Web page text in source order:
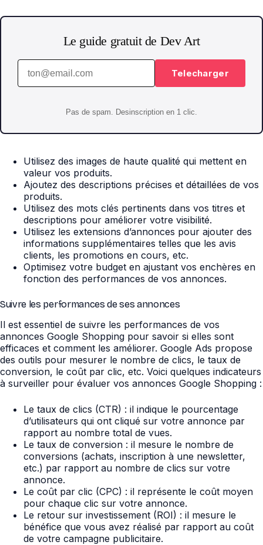
Le guide gratuit de Dev Art
Telecharger
Pas de spam. Desinscription en 1 clic.
Utilisez des images de haute qualité qui mettent en
valeur vos produits.
Ajoutez des descriptions précises et détaillées de vos
produits.
Utilisez des mots clés pertinents dans vos titres et
descriptions pour améliorer votre visibilité.
Utilisez les extensions d’annonces pour ajouter des
informations supplémentaires telles que les avis
clients, les promotions en cours, etc.
Optimisez votre budget en ajustant vos enchères en
fonction des performances de vos annonces.
Suivre les performances de ses annonces
Il est essentiel de suivre les performances de vos
annonces Google Shopping pour savoir si elles sont
efficaces et comment les améliorer. Google Ads propose
des outils pour mesurer le nombre de clics, le taux de
conversion, le coût par clic, etc. Voici quelques indicateurs
à surveiller pour évaluer vos annonces Google Shopping :
Le taux de clics (CTR) : il indique le pourcentage
d’utilisateurs qui ont cliqué sur votre annonce par
rapport au nombre total de vues.
Le taux de conversion : il mesure le nombre de
conversions (achats, inscription à une newsletter,
etc.) par rapport au nombre de clics sur votre
annonce.
Le coût par clic (CPC) : il représente le coût moyen
pour chaque clic sur votre annonce.
Le retour sur investissement (ROI) : il mesure le
bénéfice que vous avez réalisé par rapport au coût
de votre campagne publicitaire.